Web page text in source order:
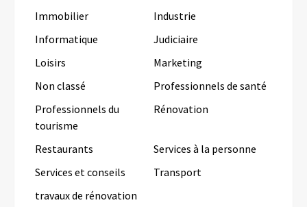
Immobilier
Industrie
Informatique
Judiciaire
Loisirs
Marketing
Non classé
Professionnels de santé
Professionnels du
tourisme
Rénovation
Restaurants
Services à la personne
Services et conseils
Transport
travaux de rénovation